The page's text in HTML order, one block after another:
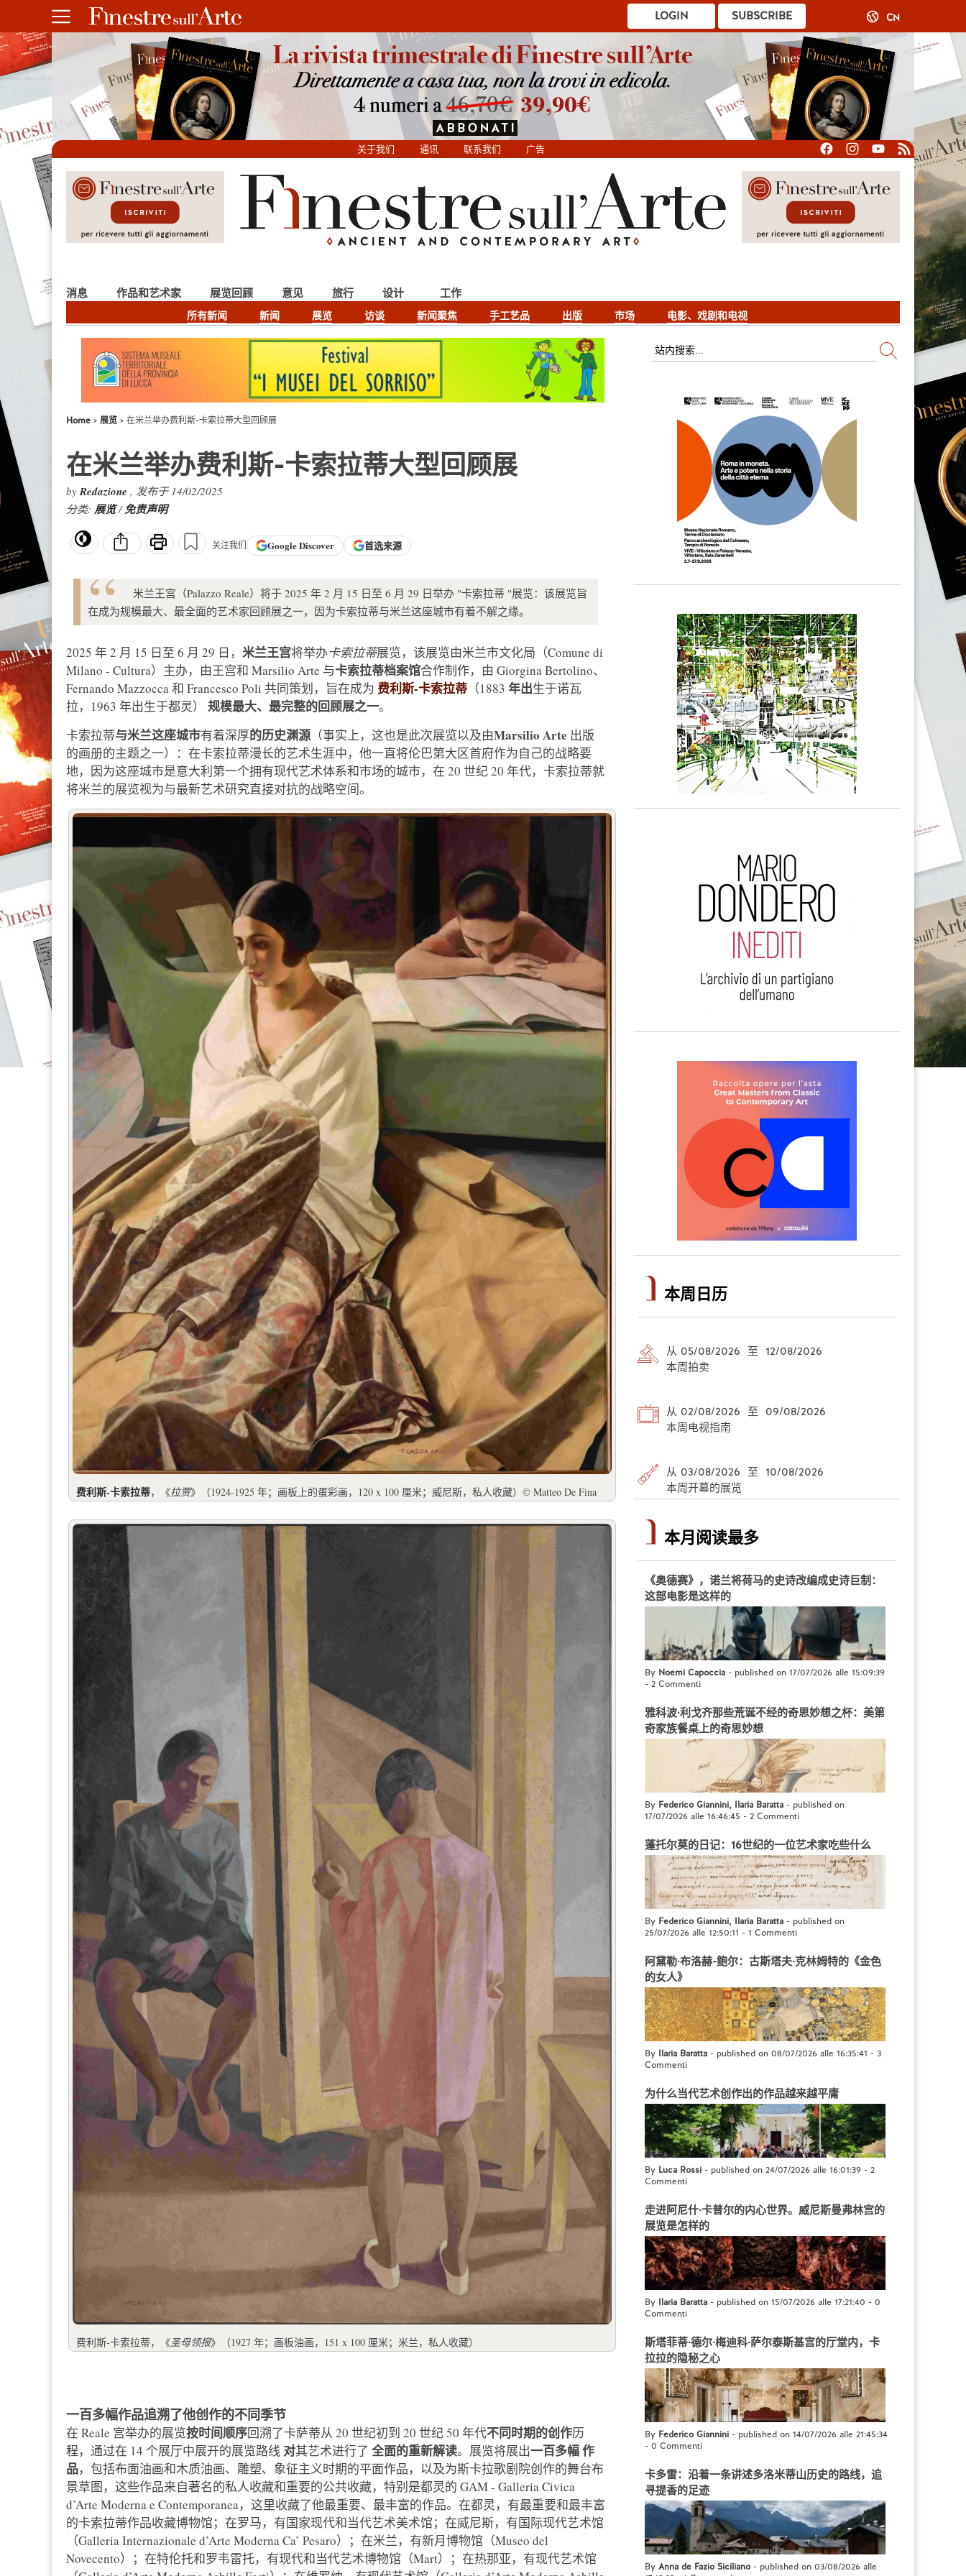
SUBSCRIBE
LOGIN CN
关于我们 通讯 联系我们 广告
消息
所有新闻 新闻 展览 访谈 新闻聚焦 手工艺品 出版 市场 电影、戏剧和电视
作品和艺术家 展览回顾 意见 旅行 设计 工作
Home 展览 在米兰举办费利斯-卡索拉蒂大型回顾展
在米兰举办费利斯-卡索拉蒂大型回顾展
byRedazione , 发布于 14/02/2025
分类: 展览/免责声明
关注我们 GoogleDiscover 首选来源
米兰王宫（Palazzo Reale）将于 2025 年 2 月 15 日至 6 月 29 日举办 "卡索拉蒂 "展览：该展览旨
在成为规模最大、最全面的艺术家回顾展之一，因为卡索拉蒂与米兰这座城市有着不解之缘。
2025 年 2 月 15 日至 6 月 29 日， 米兰王宫将举办卡索拉蒂展览，该展览由米兰市文化局（Comune di
Milano - Cultura）主办，由王宫和 Marsilio Arte 与卡索拉蒂档案馆合作制作，由 Giorgina Bertolino、
Fernando Mazzocca 和 Francesco Poli 共同策划，旨在成为 费利斯-卡索拉蒂 （1883 年出生于诺瓦
拉，1963 年出生于都灵）
规模最大、最完整的回顾展之一。
卡索拉蒂与米兰这座城市有着深厚的历史渊源 （事实上，这也是此次展览以及由Marsilio Arte 出版
的画册的主题之一）：在卡索拉蒂漫长的艺术生涯中，他一直将伦巴第大区首府作为自己的战略要
地，因为这座城市是意大利第一个拥有现代艺术体系和市场的城市，在 20 世纪 20 年代，卡索拉蒂就
将米兰的展览视为与最新艺术研究直接对抗的战略空间。
费利斯-卡索拉蒂，《拉贾》（1924-1925 年；画板上的蛋彩画，120 x 100 厘米；威尼斯，私人收藏）© Matteo De Fina
费利斯-卡索拉蒂，《圣母领报》（1927 年；画板油画，151 x 100 厘米；米兰，私人收藏）
一百多幅作品追溯了他创作的不同季节
在 Reale 宫举办的展览按时间顺序回溯了卡萨蒂从 20 世纪初到 20 世纪 50 年代不同时期的创作历
程，通过在 14 个展厅中展开的展览路线对其艺术进行了 全面的重新解读。展览将展出一百多幅作
品，包括布面油画和木质油画、雕塑、象征主义时期的平面作品，以及为斯卡拉歌剧院创作的舞台布
景草图，这些作品来自著名的私人收藏和重要的公共收藏，特别是都灵的 GAM - Galleria Civica
d’Arte Moderna e Contemporanea，这里收藏了他最重要、最丰富的作品。在都灵，有最重要和最丰富
的卡索拉蒂作品收藏博物馆；在罗马，有国家现代和当代艺术美术馆；在威尼斯，有国际现代艺术馆
（Galleria Internazionale d’Arte Moderna Ca’ Pesaro）；在米兰，有新月博物馆（Museo del
Novecento）；在特伦托和罗韦雷托，有现代和当代艺术博物馆（Mart）；在热那亚，有现代艺术馆
本周日历
从 05/08/2026 至 12/08/2026
本周拍卖
从 02/08/2026 至 09/08/2026
本周电视指南
从 03/08/2026 至 10/08/2026
本周开幕的展览
本月阅读最多
《奥德赛》，诺兰将荷马的史诗改编成史诗巨制：
这部电影是这样的
By Noemi Capoccia - published on 17/07/2026 alle 15:09:39
- 2 Commenti
雅科波·利戈齐那些荒诞不经的奇思妙想之杯：美第
奇家族餐桌上的奇思妙想
By Federico Giannini, Ilaria Baratta - published on
17/07/2026 alle 16:46:45 - 2 Commenti
蓬托尔莫的日记：16世纪的一位艺术家吃些什么
By Federico Giannini, Ilaria Baratta - published on
25/07/2026 alle 12:50:11 - 1 Commenti
阿黛勒·布洛赫-鲍尔：古斯塔夫·克林姆特的《金色
的女人》
By Ilaria Baratta - published on 08/07/2026 alle 16:35:41 - 3
Commenti
为什么当代艺术创作出的作品越来越平庸
By Luca Rossi - published on 24/07/2026 alle 16:01:39 - 2
Commenti
走进阿尼什·卡普尔的内心世界。威尼斯曼弗林宫的
展览是怎样的
By Ilaria Baratta - published on 15/07/2026 alle 17:21:40 - 0
Commenti
斯塔菲蒂·德尔·梅迪科·萨尔泰斯基宫的厅堂内，卡
拉拉的隐秘之心
By Federico Giannini - published on 14/07/2026 alle 21:45:34
- 0 Commenti
卡多雷：沿着一条讲述多洛米蒂山历史的路线，追
寻提香的足迹
By Anna de Fazio Siciliano- published on 03/08/2026 alle